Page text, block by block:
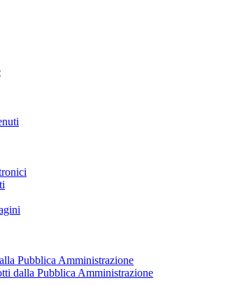
Pubblica Amministrazione
dalla Pubblica Amministrazione